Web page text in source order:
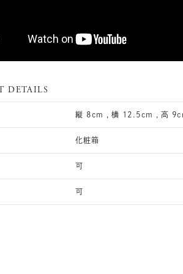
DETAILS
縦 8cm , 横 12.5cm , 高
化粧箱
可
可